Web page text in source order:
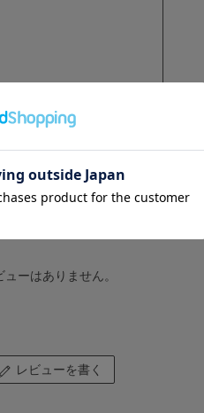
ューはありません。
レビューを書く